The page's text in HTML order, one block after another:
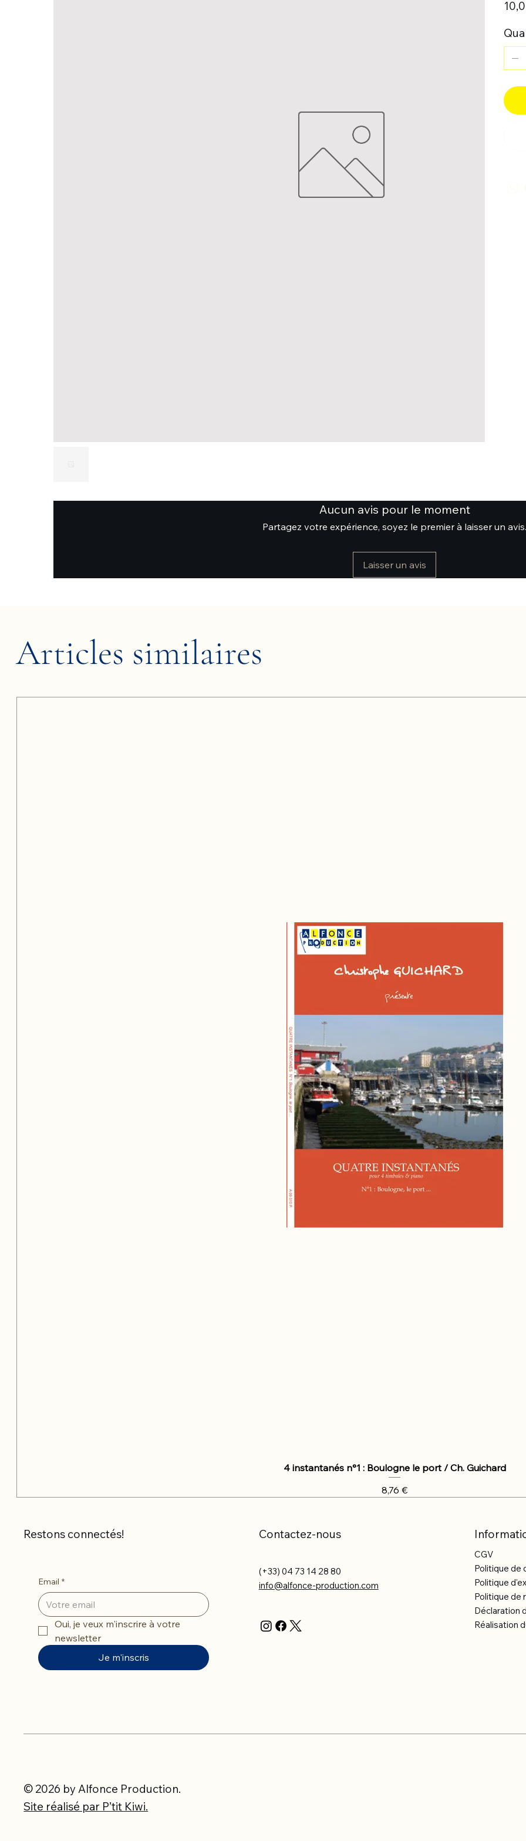
Aucun avis pour le moment
Partagez votre expérience, soyez le premier à laisser un avis.
Laisser un avis
Articles similaires
4 instantanés n°1 : Boulogne le port / Ch. Guichard
Prix
8,76 €
Restons connectés!
Email *
Oui, je veux m'inscrire à votre
newsletter
Je m'inscris
Contactez-nous
(+33) 04 73 14 28 80
info@alfonce-production.com
CGV
Politique de
Politique
Politique de
Déclaration
Réalisation
© 2026 by Alfonce Production.
Site réalisé par P’tit Kiwi.